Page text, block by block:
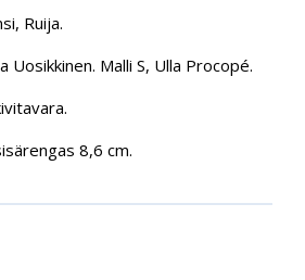
Ruija.
Uosikkinen. Malli S, Ulla Procopé.
8,6 cm.